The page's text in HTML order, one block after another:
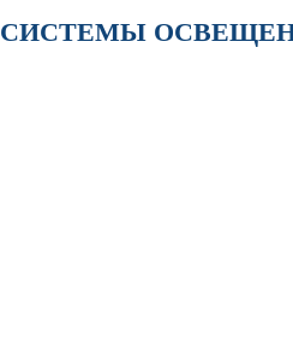
СИСТЕМЫ